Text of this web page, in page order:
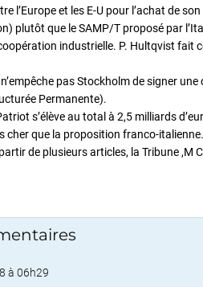
l’Europe et les E-U pour l’achat de
plutôt que le SAMP/T proposé par
industrielle. P. Hultqvist fait
pas Stockholm de signer
Permanente).
s’élève au total à 2,5 milliards
cher que la proposition franco-italienne.
de plusieurs articles, la Tribune ,M
à 06h29